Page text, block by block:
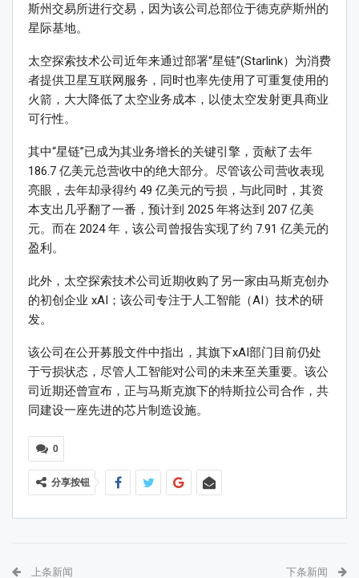
斯州交易所进行交易，因为该公司总部位于德克萨斯州的
星际基地。
太空探索技术公司近年来通过部署“星链”(Starlink）为消费
者提供卫星互联网服务，同时也率先使用了可重复使用的
火箭，大大降低了太空业务成本，以使太空发射更具商业
可行性。
其中“星链”已成为其业务增长的关键引擎，贡献了去年
186.7 亿美元总营收中的绝大部分。尽管该公司营收表现
亮眼，去年却录得约 49 亿美元的亏损，与此同时，其资
本支出几乎翻了一番，预计到 2025 年将达到 207 亿美
元。而在 2024 年，该公司曾报告实现了约 7.91 亿美元的
盈利。
此外，太空探索技术公司近期收购了另一家由马斯克创办
的初创企业 xAI；该公司专注于人工智能（AI）技术的研
发。
该公司在公开募股文件中指出，其旗下xAI部门目前仍处
于亏损状态，尽管人工智能对公司的未来至关重要。该公
司近期还曾宣布，正与马斯克旗下的特斯拉公司合作，共
同建设一座先进的芯片制造设施。
0
分享按钮
上条新闻 下条新闻